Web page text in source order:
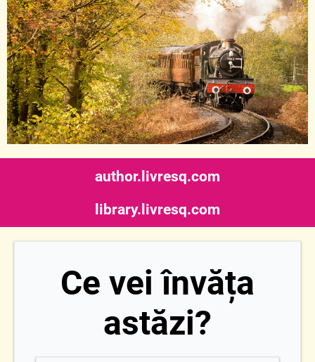
author.livresq.com
library.livresq.com
Ce vei învăța
astăzi?